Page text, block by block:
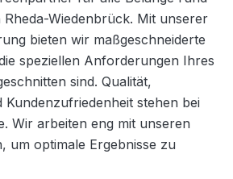
Wiedenbrück. Mit unserer
bieten wir maßgeschneiderte
speziellen Anforderungen Ihres
sind. Qualität,
Kundenzufriedenheit stehen bei
Wir arbeiten eng mit unseren
um optimale Ergebnisse zu